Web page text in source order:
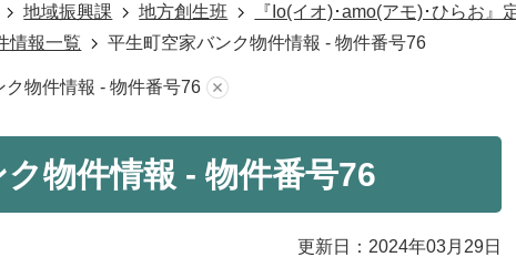
地域振興課 地方創生班 『Io(イオ)･amo(アモ)･ひらお』
情報一覧
平生町空家バンク物件情報 - 物件番号76
ク物件情報 - 物件番号76
物件情報 - 物件番号76
更新日：2024年03月29日